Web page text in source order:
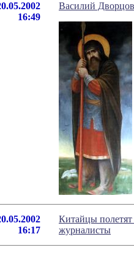
16:49
Василий
16:17
Китайцы
журналисты